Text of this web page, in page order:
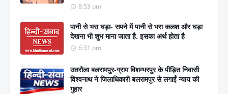
8:53 pm
पानी से भरा घड़ा- सपने में पानी से भरा कलश और घड़ा
देखना भी शुभ माना जाता है. इसका अर्थ होता है
6:31 pm
उतरौला बलरामपुर-ग्राम विशम्भरपुर के पीड़ित निवासी
विश्वनाथ ने जिलाधिकारी बलरामपुर से लगाईं न्याय की
गुहार